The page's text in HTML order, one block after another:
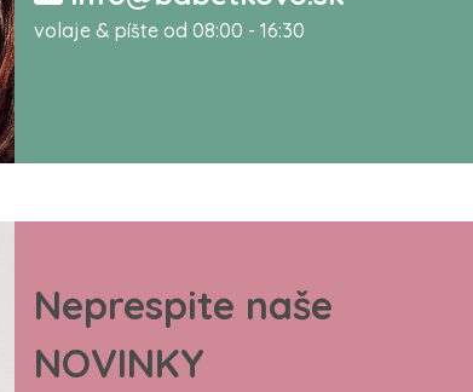
volaje & píšte od 08:00 - 16:30
Neprespite naše
NOVINKY